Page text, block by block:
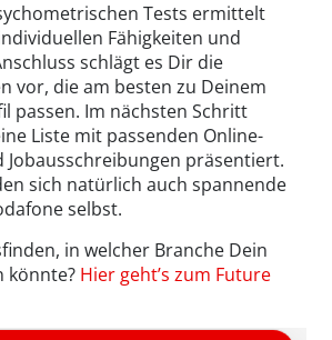
Tests ermittelt
Fähigkeiten und
schlägt es Dir die
vor, die am besten zu Deinem
passen. Im nächsten Schritt
Liste mit passenden Online-
Jobausschreibungen präsentiert.
sich natürlich auch spannende
selbst.
in welcher Branche Dein
könnte? Hier geht’s zum Future